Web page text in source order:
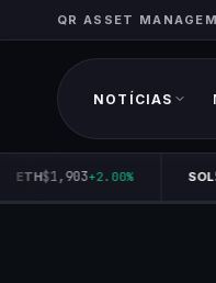
QR ASSET
NOTÍCIAS
ETH$1,903+2.00% SOL